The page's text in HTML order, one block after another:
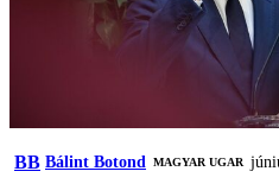
BB Bálint Botond MAGYAR UGAR